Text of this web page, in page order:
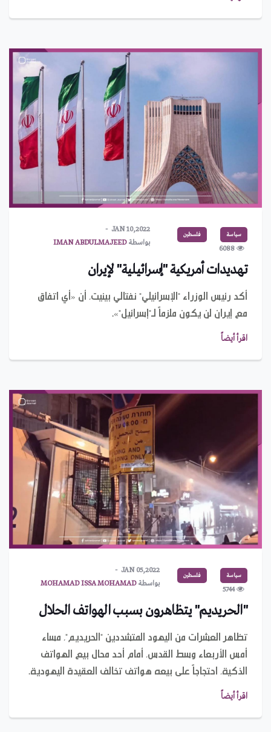
سياسة فلسطين
6088
JAN 10,2022
بواسطةIMAN ABDULMAJEED
تهديدات أمريكية "إسرائيلية" لإيران
أكد رئيس الوزراء "الإسرائيلي" نفتالي بينيت، أن «أي اتفاق
مع إيران لن يكون ملزماً لـ"إسرائيل"».
اقرأ أيضاً
سياسة فلسطين
5744
JAN 05,2022
بواسطةMOHAMAD ISSA MOHAMAD
"الحريديم" يتظاهرون بسبب الهواتف الحلال
تظاهر العشرات من اليهود المتشددين "الحريديم"، مساء
أمس الأربعاء وسط القدس، أمام أحد محال بيع الهواتف
الذكية، احتجاجاً على بيعه هواتف تخالف العقيدة اليهودية.
اقرأ أيضاً
بايدن!
بواسطةIMAN ABDULMAJEED
MAR 10,2022